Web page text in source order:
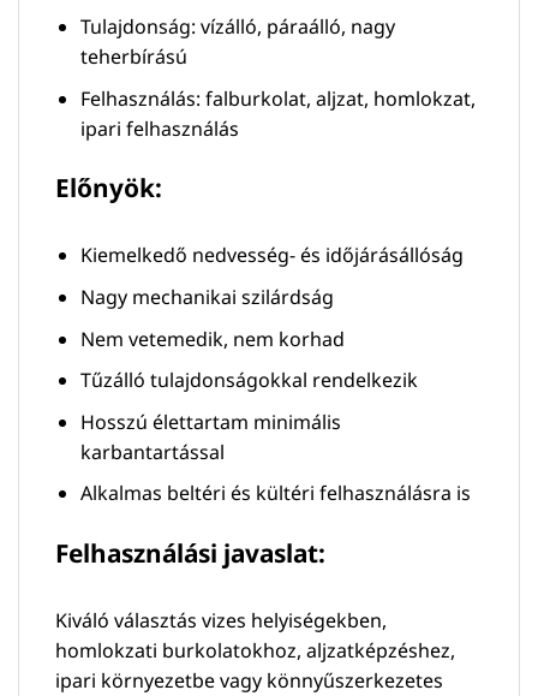
Tulajdonság: vízálló, páraálló, nagy
teherbírású
Felhasználás: falburkolat, aljzat, homlokzat,
ipari felhasználás
Előnyök:
Kiemelkedő nedvesség- és időjárásállóság
Nagy mechanikai szilárdság
Nem vetemedik, nem korhad
Tűzálló tulajdonságokkal rendelkezik
Hosszú élettartam minimális
karbantartással
Alkalmas beltéri és kültéri felhasználásra is
Felhasználási javaslat:
Kiváló választás vizes helyiségekben,
homlokzati burkolatokhoz, aljzatképzéshez,
ipari környezetbe vagy könnyűszerkezetes